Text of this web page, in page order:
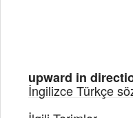
upward in
İngilizce Türkçe